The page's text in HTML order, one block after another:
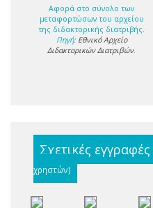
Αφορά στο σύνολο των
μεταφορτώσων του αρχείου
της διδακτορικής διατριβής.
Πηγή: Εθνικό Αρχείο
Διδακτορικών Διατριβών.
Σχετικές εγγραφές
χρηστών)